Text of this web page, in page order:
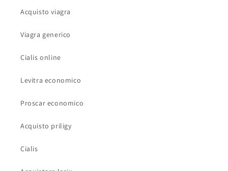
Acquisto viagra
Viagra generico
Cialis online
Levitra economico
Proscar economico
Acquisto priligy
Cialis